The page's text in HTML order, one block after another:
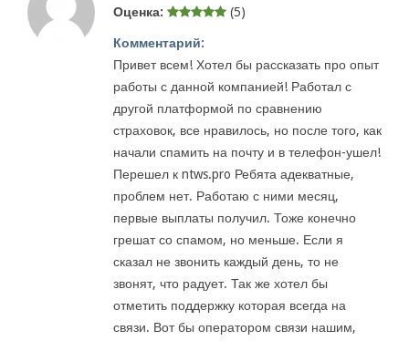
Оценка: (5)
Комментарий:
Привет всем! Хотел бы рассказать про опыт
работы с данной компанией! Работал с
другой платформой по сравнению
страховок, все нравилось, но после того, как
начали спамить на почту и в телефон-ушел!
Перешел к ntws.pro Ребята адекватные,
проблем нет. Работаю с ними месяц,
первые выплаты получил. Тоже конечно
грешат со спамом, но меньше. Если я
сказал не звонить каждый день, то не
звонят, что радует. Так же хотел бы
отметить поддержку которая всегда на
связи. Вот бы оператором связи нашим,